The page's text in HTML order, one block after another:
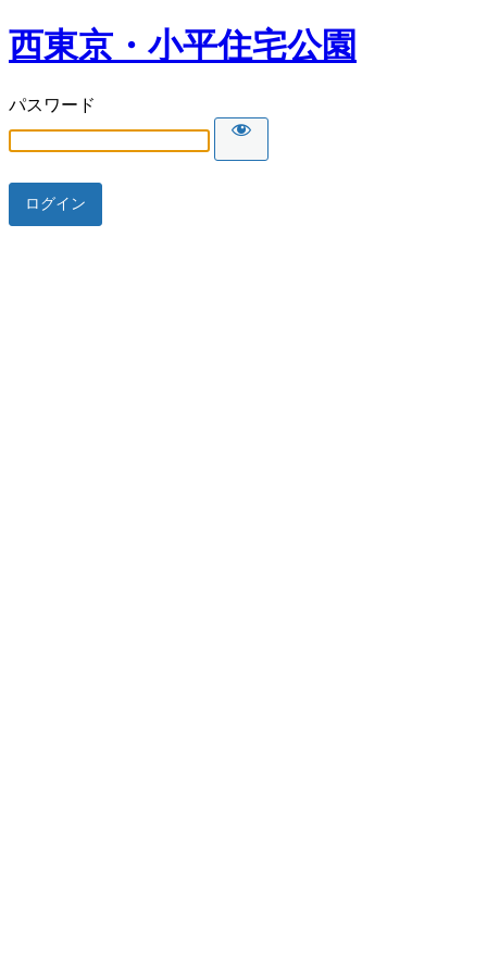
西東京・小平住宅公園
パスワード